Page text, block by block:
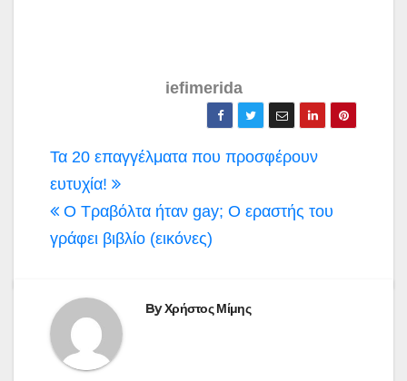
iefimerida
Πλοήγηση
άρθρων
Τα 20 επαγγέλματα που προσφέρουν
ευτυχία!
Ο Τραβόλτα ήταν gay; Ο εραστής του
γράφει βιβλίο (εικόνες)
ByΧρήστος Μίμης